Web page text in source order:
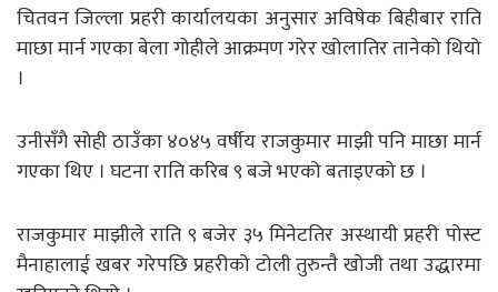
चितवन जिल्ला प्रहरी कार्यालयका अनुसार अविषेक बिहीबार राति
माछा मार्न गएका बेला गोहीले आक्रमण गरेर खोलातिर तानेको थियो
।
उनीसँगै सोही ठाउँका ४०४५ वर्षीय राजकुमार माझी पनि माछा मार्न
गएका थिए । घटना राति करिब ९ बजे भएको बताइएको छ ।
राजकुमार माझीले राति ९ बजेर ३५ मिनेटतिर अस्थायी प्रहरी पोस्ट
मैनाहालाई खबर गरेपछि प्रहरीको टोली तुरुन्तै खोजी तथा उद्धारमा